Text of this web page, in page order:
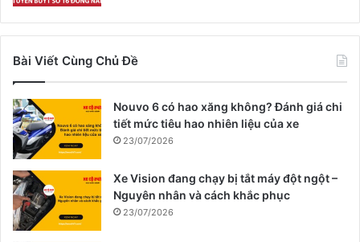
Bài Viết Cùng Chủ Đề
Nouvo 6 có hao xăng không? Đánh giá chi
tiết mức tiêu hao nhiên liệu của xe
23/07/2026
Xe Vision đang chạy bị tắt máy đột ngột –
Nguyên nhân và cách khắc phục
23/07/2026